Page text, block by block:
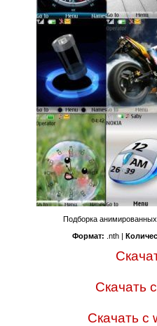
Подборка
Формат: .nth |
Скачать
Скачать с